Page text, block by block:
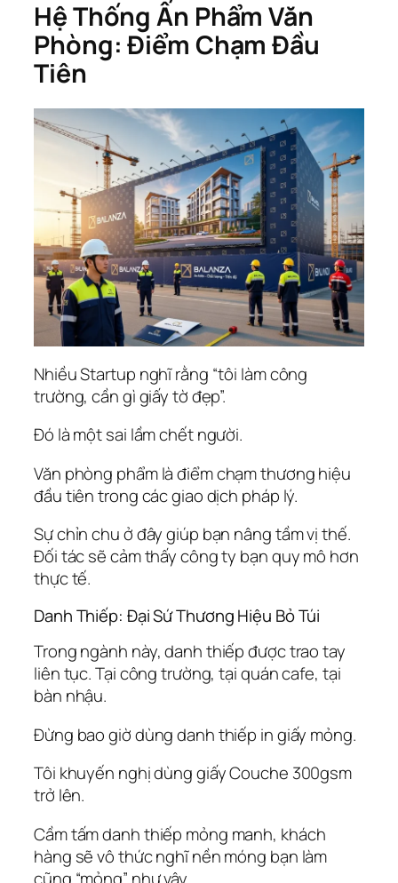
Hệ Thống Ấn Phẩm Văn
Phòng: Điểm Chạm Đầu
Tiên
Nhiều Startup nghĩ rằng “tôi làm công
trường, cần gì giấy tờ đẹp”.
Đó là một sai lầm chết người.
Văn phòng phẩm là điểm chạm thương hiệu
đầu tiên trong các giao dịch pháp lý.
Sự chỉn chu ở đây giúp bạn nâng tầm vị thế.
Đối tác sẽ cảm thấy công ty bạn quy mô hơn
thực tế.
Danh Thiếp: Đại Sứ Thương Hiệu Bỏ Túi
Trong ngành này, danh thiếp được trao tay
liên tục. Tại công trường, tại quán cafe, tại
bàn nhậu.
Đừng bao giờ dùng danh thiếp in giấy mỏng.
Tôi khuyến nghị dùng giấy Couche 300gsm
trở lên.
Cầm tấm danh thiếp mỏng manh, khách
hàng sẽ vô thức nghĩ nền móng bạn làm
cũng “mỏng” như vậy.